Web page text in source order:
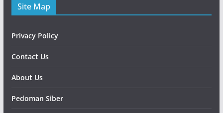
Site Map
Privacy Policy
Contact Us
About Us
Pedoman Siber